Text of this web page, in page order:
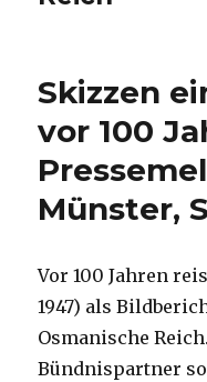
Skizzen
vor 100
Münster,
Vor 100 Jahren
1947) als
Osmanische
Bündnispartner